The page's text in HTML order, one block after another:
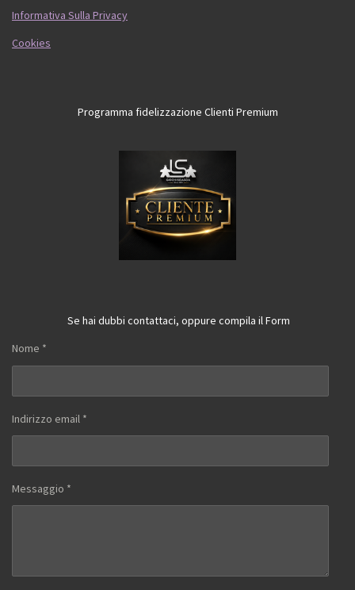
Informativa Sulla Privacy
Cookies
Programma fidelizzazione Clienti Premium
Se hai dubbi contattaci, oppure compila il Form
Nome *
Indirizzo email *
Messaggio *